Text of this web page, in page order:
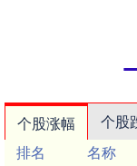
个股涨幅 个股
排名
名称